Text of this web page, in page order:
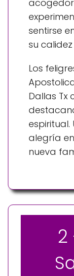
sentirse
su
Los
Dallas Tx
alegría
nueva